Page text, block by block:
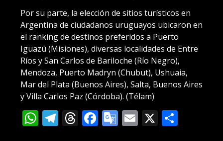
Por su parte, la elección de sitios turísticos en
Argentina de ciudadanos uruguayos ubicaron en
el ranking de destinos preferidos a Puerto
Iguazú (Misiones), diversas localidades de Entre
Ríos y San Carlos de Bariloche (Río Negro),
Mendoza, Puerto Madryn (Chubut), Ushuaia,
Mar del Plata (Buenos Aires), Salta, Buenos Aires
y Villa Carlos Paz (Córdoba). (Télam)
WhatsApp
Telegram
Threads
Facebook
Google
Email
X